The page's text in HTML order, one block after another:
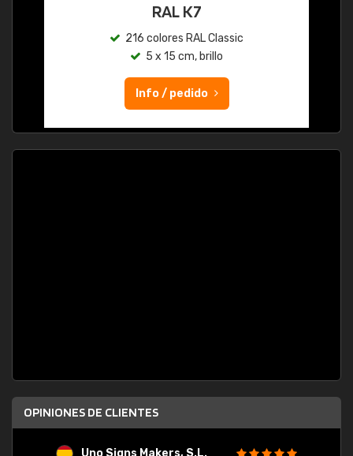
RAL K7
216 colores RAL Classic
5 x 15 cm, brillo
Info / pedido
OPINIONES DE CLIENTES
Uno Signs Makers, S.L.